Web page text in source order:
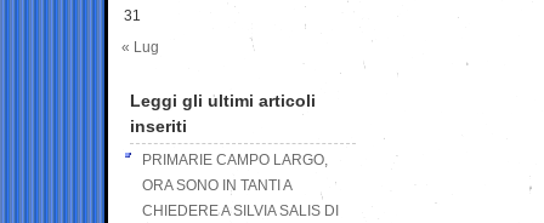
31
« Lug
Leggi gli ultimi articoli
inseriti
PRIMARIE CAMPO LARGO,
ORA SONO IN TANTI A
CHIEDERE A SILVIA SALIS DI